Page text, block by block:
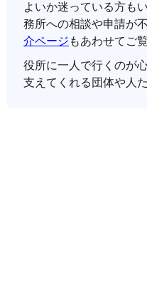
よいか迷っている方も
務所への相談や申請が
介ページ もあわせてご
役所に一人で行くのが
支えてくれる団体や人